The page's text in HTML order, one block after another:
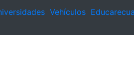
Vehículos